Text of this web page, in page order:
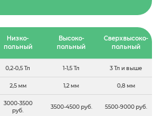
центрах платной является
снимка на
пленку.
Низко-
польный
Высоко-
польный
Сверхвысоко-
польный
0,2-0,5 Тл 1-1,5 Тл 3 Тл и выше
2,5 мм 1,2 мм 0,8 мм
3000-3500
руб.
3500-4500 руб. 5500-9000 руб.